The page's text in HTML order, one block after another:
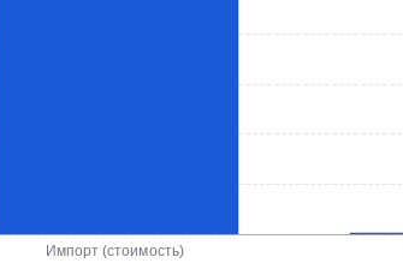
Импорт (стоимость)